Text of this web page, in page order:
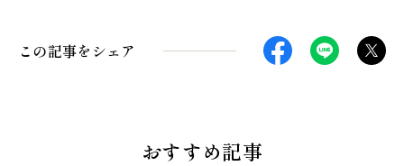
この記事をシェア
おすすめ記事